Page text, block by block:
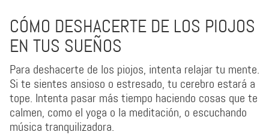
CÓMO DESHACERTE DE LOS PIOJOS
EN TUS SUEÑOS
Para deshacerte de los piojos, intenta relajar tu mente.
Si te sientes ansioso o estresado, tu cerebro estará a
tope. Intenta pasar más tiempo haciendo cosas que te
calmen, como el yoga o la meditación, o escuchando
música tranquilizadora.